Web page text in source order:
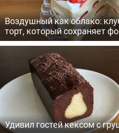
Воздушный как облако:
торт, который сохраняет
Удивил гостей кексом с